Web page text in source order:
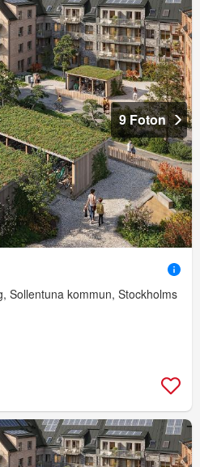
9 Foton
Sollentuna kommun, Stockholms